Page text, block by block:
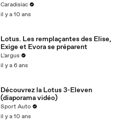
Caradisiac
il y a 10 ans
Lotus. Les remplaçantes des Elise,
Exige et Evora se préparent
L'argus
il y a 6 ans
Découvrez la Lotus 3-Eleven
(diaporama vidéo)
Sport Auto
il y a 10 ans